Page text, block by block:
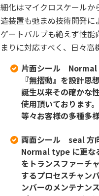
細化はマイクロスケール
造装置も弛まぬ技術開発
ゲートバルブも絶えず性
まりに対応すべく、日々
片面シール
『無摺動』を設計思
誕生以来その確かな
使用頂いております
等々お客様の多種多
両面シール seal 方
Normal type に更な
をトランスファーチ
するプロセスチャン
ンバーのメンテナン